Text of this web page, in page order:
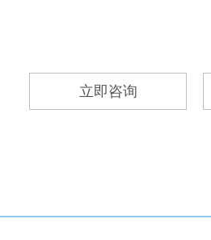
立即咨询